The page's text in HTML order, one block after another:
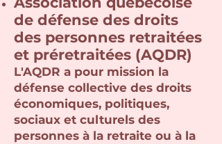
de défense des droits
des personnes retraitées
et préretraitées (AQDR)
L'AQDR a pour mission la
défense collective des droits
économiques, politiques,
sociaux et culturels des
personnes à la retraite ou à la